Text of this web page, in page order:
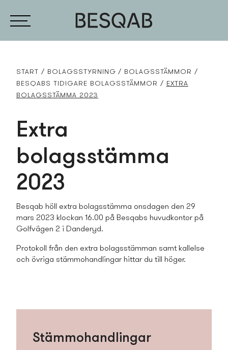
START BOLAGSSTYRNING
BOLAGSSTÄMMOR
BESQABS TIDIGARE BOLAGSSTÄMMOR
EXTRA
BOLAGSSTÄMMA 2023
Extra
bolagsstämma
2023
Besqab höll extra bolagsstämma onsdagen den 29
mars 2023 klockan 16.00 på Besqabs huvudkontor på
Golfvägen 2 i Danderyd.
Protokoll från den extra bolagsstämman samt kallelse
och övriga stämmohandlingar hittar du till höger.
Stämmohandlingar